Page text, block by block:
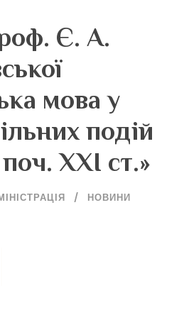
Є. А.
мова у
подій
ХХІ ст.»
НОВИНИ